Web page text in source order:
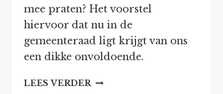
mee praten? Het voorstel
hiervoor dat nu in de
gemeenteraad ligt krijgt van ons
een dikke onvoldoende.
LEES VERDER MENING